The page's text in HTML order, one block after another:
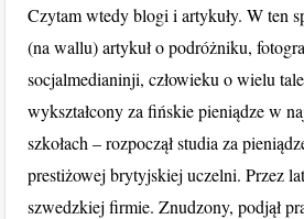
Czytam wtedy blogi i artykuły. W ten
(na wallu) artykuł o podróżniku,
socjalmedianinji, człowieku o wielu
wykształcony za fińskie pieniądze w
szkołach – rozpoczął studia za
prestiżowej brytyjskiej uczelni. Przez
szwedzkiej firmie. Znudzony, podjął